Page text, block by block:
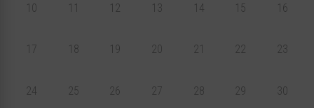
10 11 12 13 14 15 16
17 18 19 20 21 22 23
24 25 26 27 28 29 30